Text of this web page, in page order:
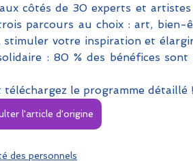
aux côtés de 30 experts et
parcours au choix : art, bien-
votre inspiration et
: 80 % des bénéfices sont
le programme détaillé !
l'article d'origine
des personnels